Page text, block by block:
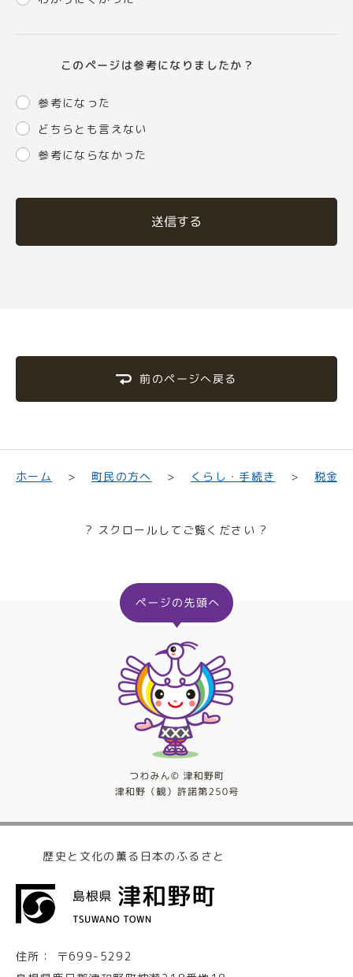
このページは参考になりましたか？
参考になった
どちらとも言えない
参考にならなかった
送信する
前のページへ戻る
ホーム 町民の方へ くらし・手続き 税金
? スクロールしてご覧ください ?
歴史と文化の薫る日本のふるさと
住所：
〒699-5292